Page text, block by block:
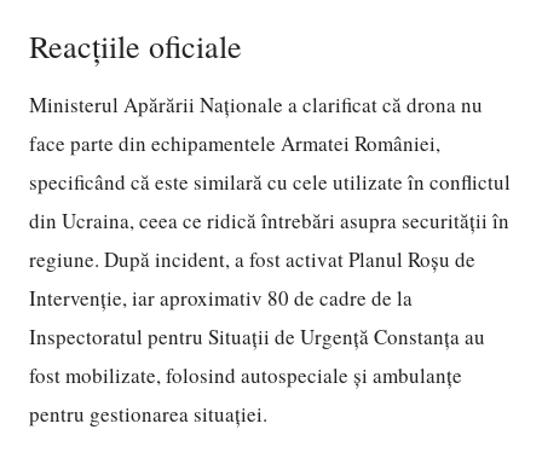
Reacțiile oficiale
Ministerul Apărării Naționale a clarificat că drona nu
face parte din echipamentele Armatei României,
specificând că este similară cu cele utilizate în conflictul
din Ucraina, ceea ce ridică întrebări asupra securității în
regiune. După incident, a fost activat Planul Roșu de
Intervenție, iar aproximativ 80 de cadre de la
Inspectoratul pentru Situații de Urgență Constanța au
fost mobilizate, folosind autospeciale și ambulanțe
pentru gestionarea situației.